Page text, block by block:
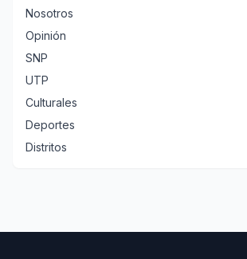
Nosotros
Opinión
SNP
UTP
Culturales
Deportes
Distritos